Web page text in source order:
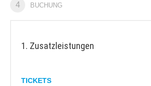
4 BUCHUNG
1. Zusatzleistungen
TICKETS